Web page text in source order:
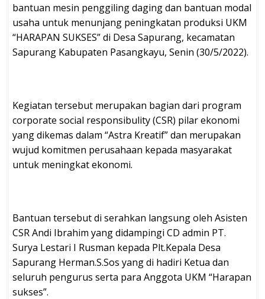
bantuan mesin penggiling daging dan bantuan modal
usaha untuk menunjang peningkatan produksi UKM
“HARAPAN SUKSES” di Desa Sapurang, kecamatan
Sapurang Kabupaten Pasangkayu, Senin (30/5/2022).
Kegiatan tersebut merupakan bagian dari program
corporate social responsibulity (CSR) pilar ekonomi
yang dikemas dalam “Astra Kreatif” dan merupakan
wujud komitmen perusahaan kepada masyarakat
untuk meningkat ekonomi.
Bantuan tersebut di serahkan langsung oleh Asisten
CSR Andi Ibrahim yang didampingi CD admin PT.
Surya Lestari I Rusman kepada Plt.Kepala Desa
Sapurang Herman.S.Sos yang di hadiri Ketua dan
seluruh pengurus serta para Anggota UKM “Harapan
sukses”.